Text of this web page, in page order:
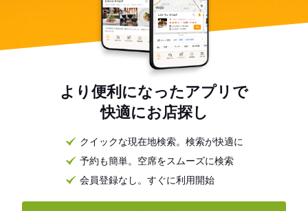
より便利になったアプリで
快適にお店探し
クイックな現在地検索。検索が快適に
予約も簡単。空席をスムーズに検索
会員登録なし。すぐに利用開始